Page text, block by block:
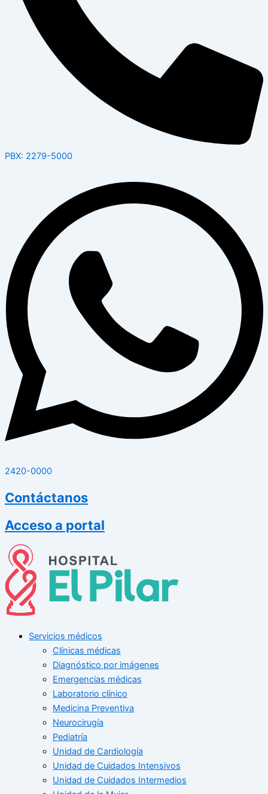
PBX: 2279-5000
2420-0000
Contáctanos
Acceso a portal
Servicios médicos
Clínicas médicas
Diagnóstico por imágenes
Emergencias médicas
Laboratorio clínico
Medicina Preventiva
Neurocirugía
Pediatría
Unidad de Cardiología
Unidad de Cuidados Intensivos
Unidad de Cuidados Intermedios